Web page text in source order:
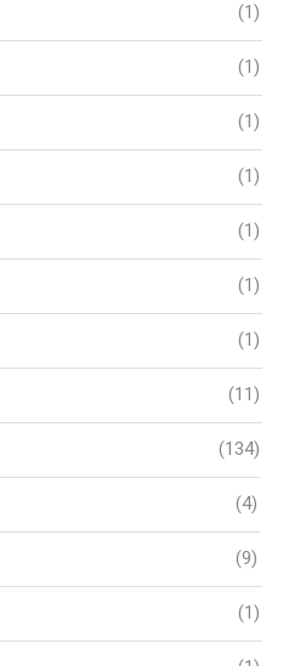
(1)
(1)
(1)
(1)
(1)
(1)
(1)
(11)
(134)
(4)
(9)
(1)